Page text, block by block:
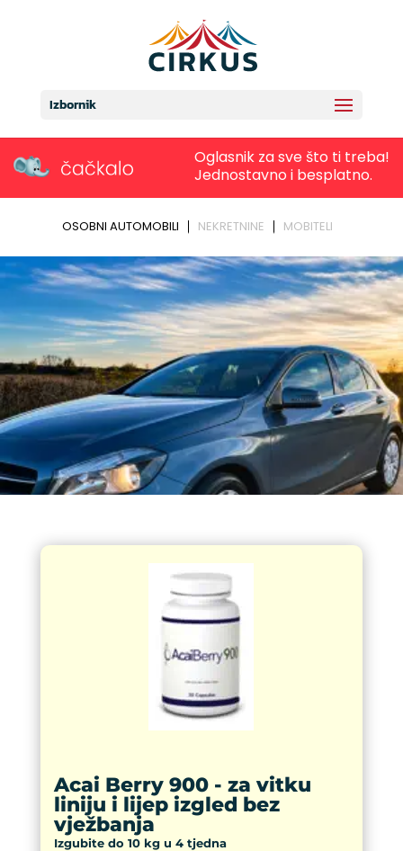
Izbornik
Acai Berry 900 - za vitku
liniju i lijep izgled bez
vježbanja
Izgubite do 10 kg u 4 tjedna